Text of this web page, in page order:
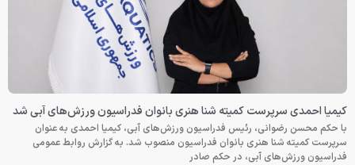
کیمیا احمدی سرپرست کمیته شنا هنری بانوان فدراسیون ورزش‌های آبی شد
با حکم محسن رضوانی، رئیس فدراسیون ورزش‌های آبی، کیمیا احمدی به عنوان
سرپرست کمیته شنا هنری بانوان فدراسیون منصوب شد. به گزارش روابط عمومی
فدراسیون ورزش‌های آبی، در حکم صادر